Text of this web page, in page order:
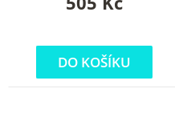
DO KOŠÍKU